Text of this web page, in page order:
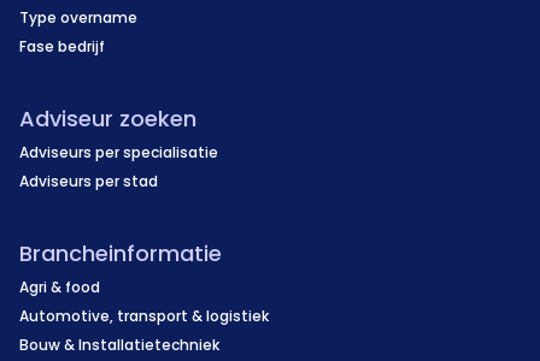
Type overname
Fase bedrijf
Adviseur zoeken
Adviseurs per specialisatie
Adviseurs per stad
Brancheinformatie
Agri & food
Automotive, transport & logistiek
Bouw & Installatietechniek